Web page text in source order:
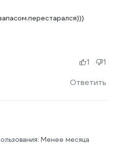
Ответить
1 1
Менее месяца